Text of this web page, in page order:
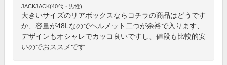
JACKJACK(40代・男性)
大きいサイズのリアボックスならコチラの商品はどうです
か、容量が48Lなのでヘルメット二つが余裕で入ります、
デザインもオシャレでカッコ良いですし、値段も比較的安
いのでおススメです